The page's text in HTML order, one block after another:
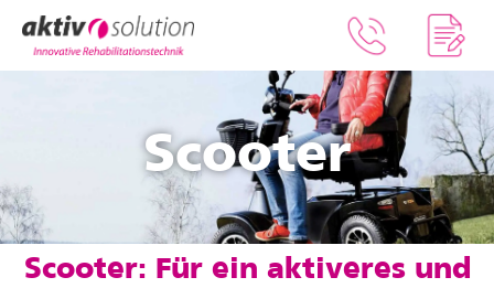
Scooter
Scooter: Für ein aktiveres und